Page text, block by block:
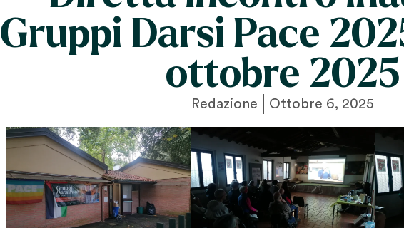
Gruppi Darsi Pace
ottobre 2025
Redazione Ottobre 6, 2025